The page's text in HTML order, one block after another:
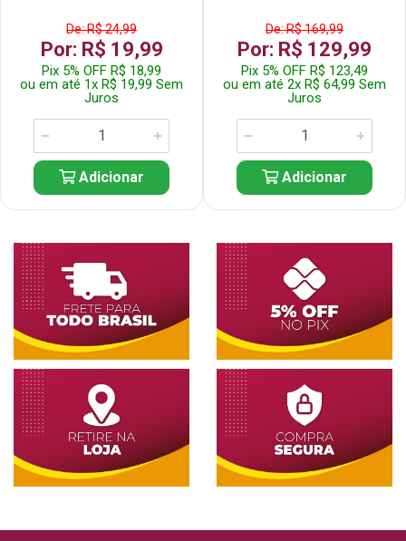
De: R$ 24,99
Por: R$ 19,99
Pix 5% OFF R$ 18,99
ou em até 1x R$ 19,99 Sem
Juros
Adicionar
De: R$ 169,99
Por: R$ 129,99
Pix 5% OFF R$ 123,49
ou em até 2x R$ 64,99 Sem
Juros
Adicionar